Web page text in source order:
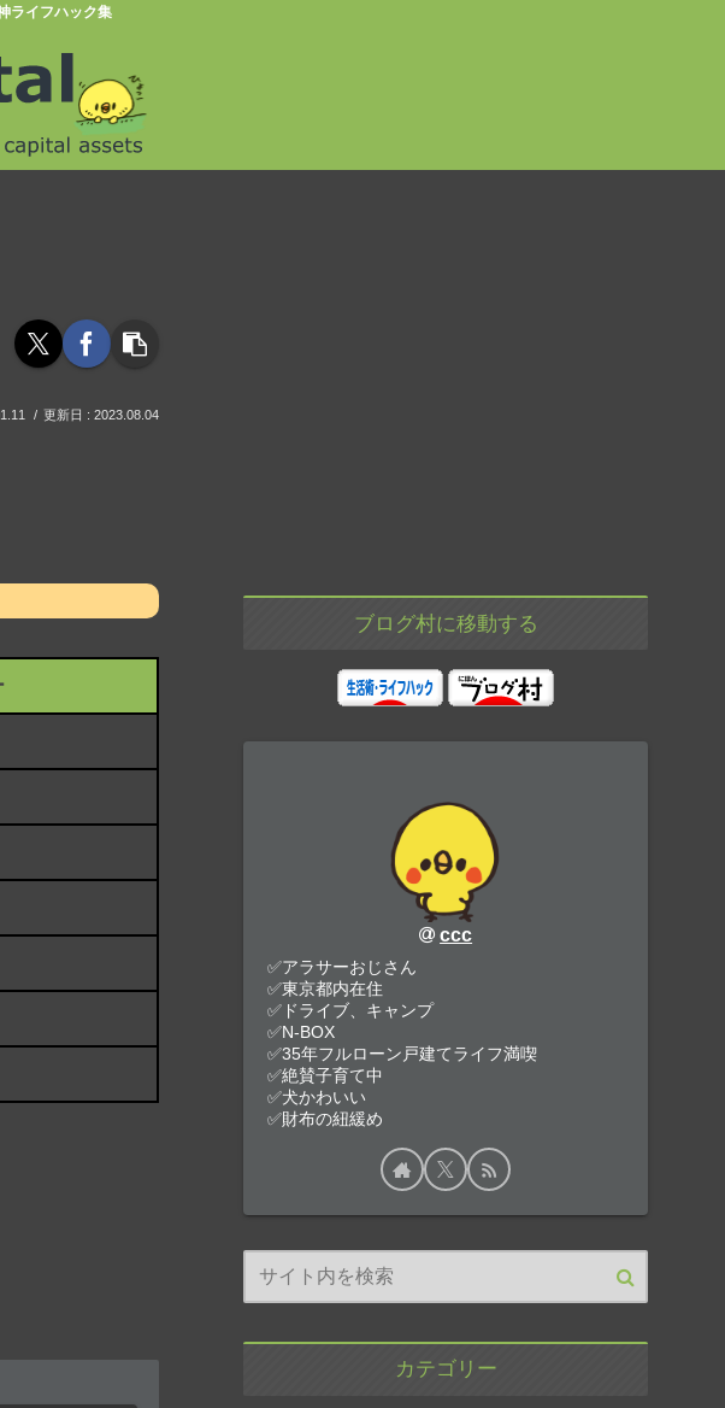
ライフハック集
2023.08.04
ブログ村に移動する
ccc
✅アラサーおじさん
✅東京都内在住
✅ドライブ、キャンプ
✅N-BOX
✅35年フルローン戸建てライフ満喫
✅絶賛子育て中
✅犬かわいい
✅財布の紐緩め
カテゴリー